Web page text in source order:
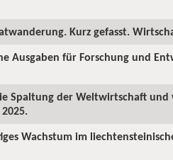
Kurz gefasst.
Ausgaben für Forschung und
Spaltung der Weltwirtschaft
Wachstum im